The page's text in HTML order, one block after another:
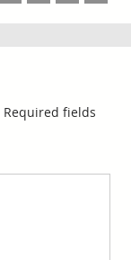
Required fields